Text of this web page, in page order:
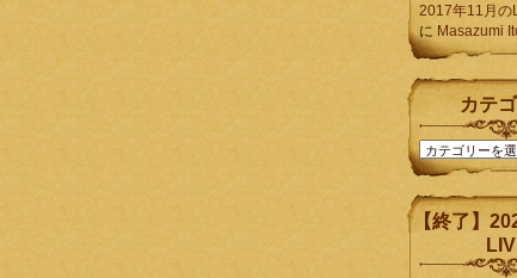
2017年11月の
に Masazumi
カテ
カ
テ
リ
ー
【終了】